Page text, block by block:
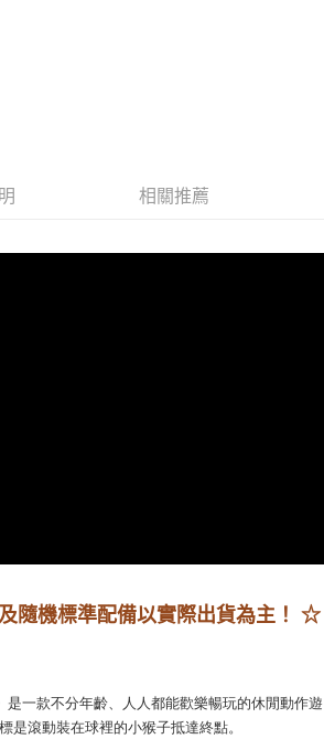
含以上)免運費
含以上)免運費
相關推薦
隨機標準配備以實際出貨為主！ ☆
是一款不分年齡、人人都能歡樂暢玩的休閒動作遊
是滾動裝在球裡的小猴子抵達終點。